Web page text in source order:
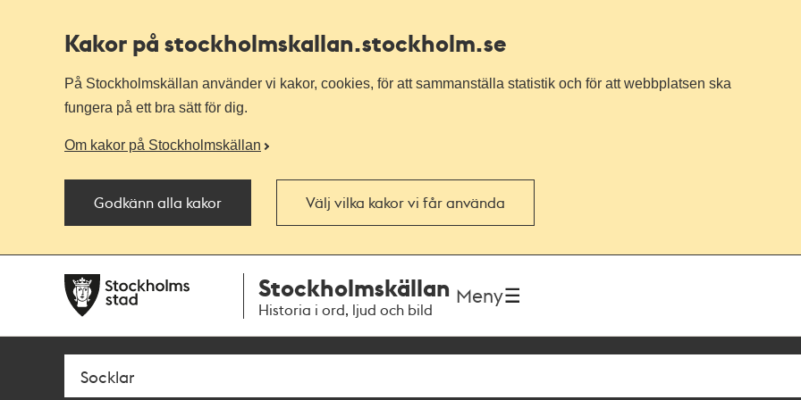
Kakor på stockholmskallan.stockholm.se
På Stockholmskällan använder vi kakor, cookies, för att sammanställa statistik och för att webbplatsen ska
fungera på ett bra sätt för dig.
Om kakor på Stockholmskällan
Godkänn alla kakor Välj vilka kakor vi får använda
navigationen
huvudinnehållet
Stockholmskällan
Historia i ord, ljud och bild
Meny
Sök